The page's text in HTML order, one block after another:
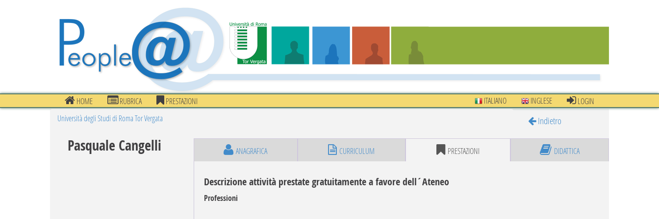
HOME RUBRICA PRESTAZIONI ITALIANO INGLESE
LOGIN
Università degli Studi di Roma Tor Vergata
Indietro
Pasquale Cangelli ANAGRAFICA CURRICULUM PRESTAZIONI DIDATTICA
Descrizione attività prestate gratuitamente a favore dell´Ateneo
Professioni